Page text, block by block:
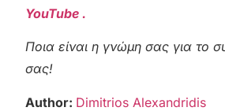
YouTube .
Ποια είναι η γνώμη σας για το
σας!
Author: Dimitrios Alexandridis